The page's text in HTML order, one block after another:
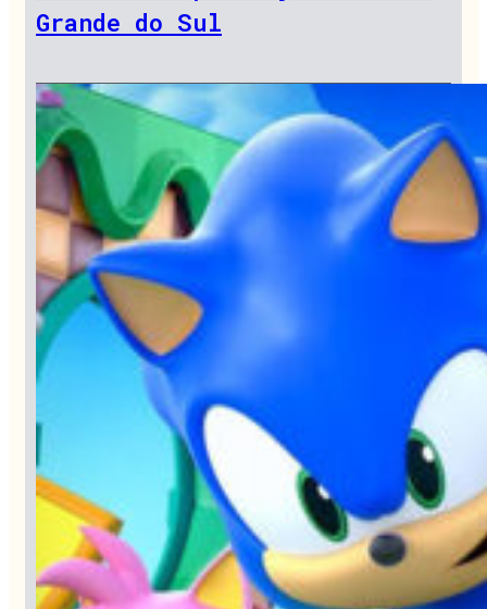
Grande do Sul